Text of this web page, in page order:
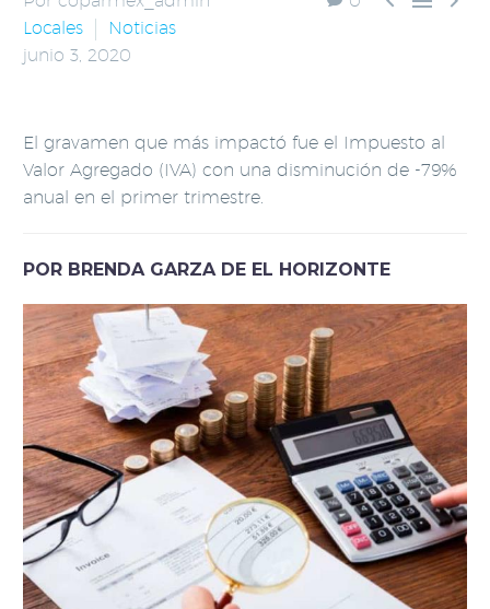
Locales
Noticias
junio 3, 2020
El gravamen que más impactó fue el Impuesto al
Valor Agregado (IVA) con una disminución de -79%
anual en el primer trimestre.
POR BRENDA GARZA DE EL HORIZONTE